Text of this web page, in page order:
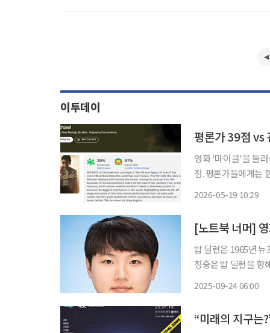
이투데이
평론가 39점
영화 '마이클'을 둘러
점. 평론가들에게는
2026-05-19 10:29
[노트북 너머]
밥 딜런은 1965년
청중은 밥 딜런을 향
2025-09-24 06:00